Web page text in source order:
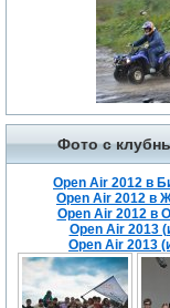
Фото с
Open Air 2012 в
Open Air 2012 в
Open Air 2012 в
Open Air 2013
Open Air 2013